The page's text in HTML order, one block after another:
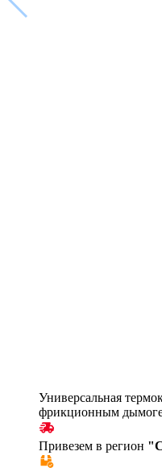
Универсальная
фрикционным
Привезем в регион "